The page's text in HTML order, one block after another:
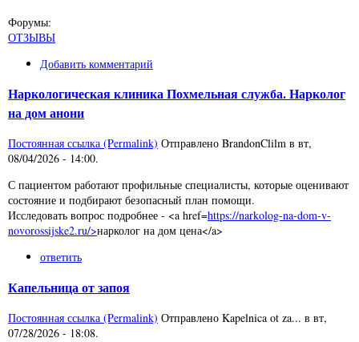
Форумы:
ОТЗЫВЫ
Добавить комментарий
Наркологическая клиника Похмельная служба. Нарколог
на дом анони
Постоянная ссылка (Permalink) Отправлено BrandonClilm в вт,
08/04/2026 - 14:00.
С пациентом работают профильные специалисты, которые оценивают
состояние и подбирают безопасный план помощи.
Исследовать вопрос подробнее - <a href=https://narkolog-na-dom-v-
novorossijske2.ru/>нарколог на дом цена</a>
ответить
Капельница от запоя
Постоянная ссылка (Permalink) Отправлено Kapelnica ot za... в вт,
07/28/2026 - 18:08.